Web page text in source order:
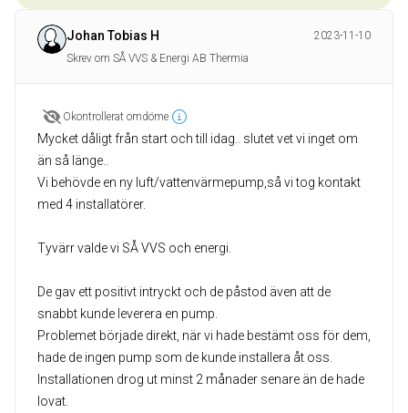
Johan Tobias H
2023-11-10
Skrev om SÅ VVS & Energi AB Thermia
Okontrollerat omdöme
Mycket dåligt från start och till idag.. slutet vet vi inget om
än så länge..
Vi behövde en ny luft/vattenvärmepump,så vi tog kontakt
med 4 installatörer.
Tyvärr valde vi SÅ VVS och energi.
De gav ett positivt intryckt och de påstod även att de
snabbt kunde leverera en pump.
Problemet började direkt, när vi hade bestämt oss för dem,
hade de ingen pump som de kunde installera åt oss.
Installationen drog ut minst 2 månader senare än de hade
lovat.